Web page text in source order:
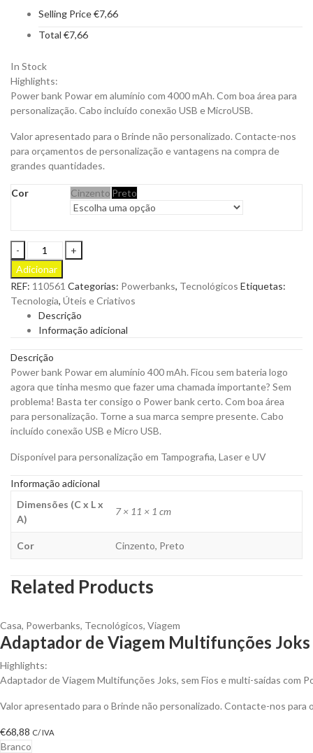
Selling Price€7,66
Total €7,66
In Stock
Highlights:
Power bank Powar em alumínio com 4000 mAh. Com boa área para
personalização. Cabo incluído conexão USB e MicroUSB.
Valor apresentado para o Brinde não personalizado. Contacte-nos
para orçamentos de personalização e vantagens na compra de
grandes quantidades.
Cor Cinzento Preto
Powerbank
em
Alumínio
Powar
para
ser
Personalizado
Adicionar
REF: 110561 Categorias: Powerbanks, Tecnológicos Etiquetas:
Tecnologia, Úteis e Criativos
Descrição
Informação adicional
Descrição
Power bank Powar em alumínio 400 mAh. Ficou sem bateria logo
agora que tinha mesmo que fazer uma chamada importante? Sem
problema! Basta ter consigo o Power bank certo. Com boa área
para personalização. Torne a sua marca sempre presente. Cabo
incluído conexão USB e Micro USB.
Disponível para personalização em Tampografia, Laser e UV
Informação adicional
Dimensões (C x L x
A)
7 × 11 × 1 cm
Cor Cinzento, Preto
Related Products
Casa, Powerbanks, Tecnológicos, Viagem
Adaptador de Viagem Multifunções
Highlights:
Adaptador de Viagem Multifunções Joks, sem Fios e multi-saídas com
Valor apresentado para o Brinde não personalizado. Contacte-nos
€68,88 C/ IVA
Branco